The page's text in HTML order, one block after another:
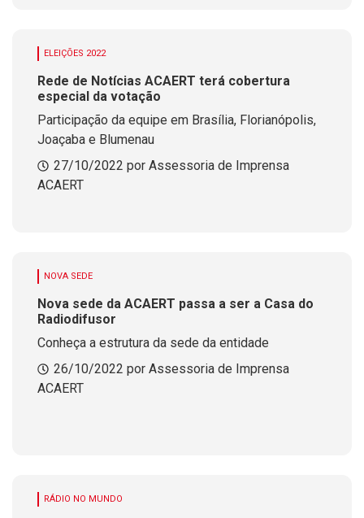
ELEIÇÕES 2022
Rede de Notícias ACAERT terá cobertura
especial da votação
Participação da equipe em Brasília, Florianópolis,
Joaçaba e Blumenau
27/10/2022 por Assessoria de Imprensa
ACAERT
NOVA SEDE
Nova sede da ACAERT passa a ser a Casa do
Radiodifusor
Conheça a estrutura da sede da entidade
26/10/2022 por Assessoria de Imprensa
ACAERT
RÁDIO NO MUNDO